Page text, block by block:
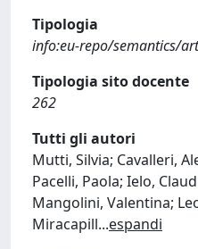
Tipologia
info:eu-repo/semantics/
Tipologia sito docente
262
Tutti gli autori
Mutti, Silvia; Cavalleri,
Pacelli, Paola; Ielo,
Mangolini, Valentina;
Miracapill...espandi